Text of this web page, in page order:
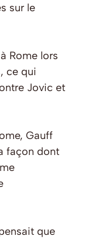
sur le
Rome lors
ce qui
Jovic et
Gauff
façon dont
que